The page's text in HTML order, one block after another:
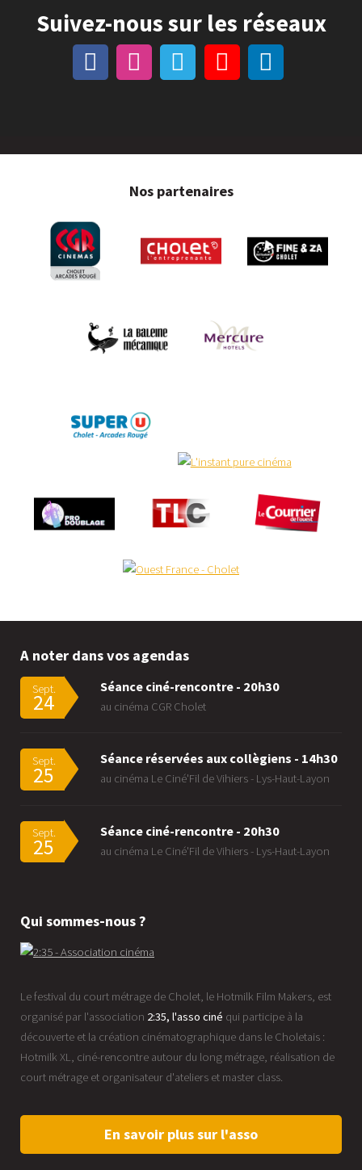
Suivez-nous sur les réseaux
Nos partenaires
A noter dans vos agendas
Sept.
24
Séance ciné-rencontre - 20h30
au cinéma CGR Cholet
Sept.
25
Séance réservées aux collègiens - 14h30
au cinéma Le Ciné'Fil de Vihiers - Lys-Haut-Layon
Sept.
25
Séance ciné-rencontre - 20h30
au cinéma Le Ciné'Fil de Vihiers - Lys-Haut-Layon
Qui sommes-nous ?
Le festival du court métrage de Cholet, le Hotmilk Film Makers, est
organisé par l'association 2:35, l'asso ciné qui participe à la
découverte et la création cinématographique dans le Choletais :
Hotmilk XL, ciné-rencontre autour du long métrage, réalisation de
court métrage et organisateur d'ateliers et master class.
En savoir plus sur l'asso